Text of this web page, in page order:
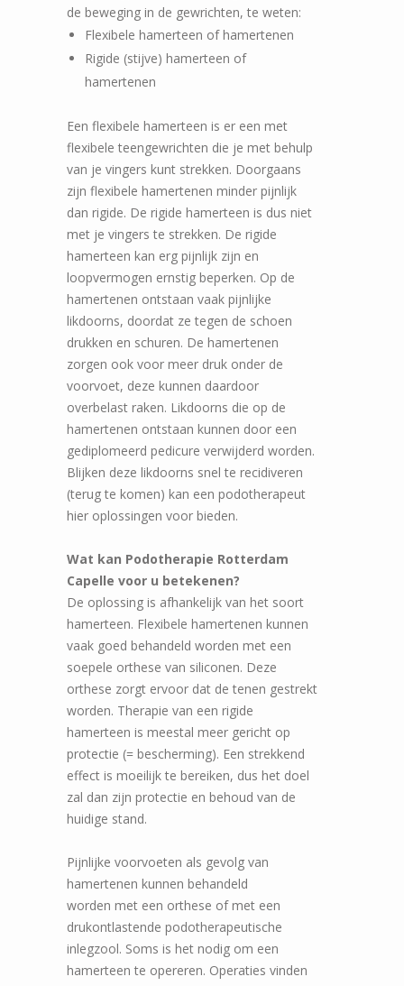
de beweging in de gewrichten, te weten:
Flexibele hamerteen of hamertenen
Rigide (stijve) hamerteen of
hamertenen
Een flexibele hamerteen is er een met
flexibele teengewrichten die je met behulp
van je vingers kunt strekken. Doorgaans
zijn flexibele hamertenen minder pijnlijk
dan rigide. De rigide hamerteen is dus niet
met je vingers te strekken. De rigide
hamerteen kan erg pijnlijk zijn en
loopvermogen ernstig beperken. Op de
hamertenen ontstaan vaak pijnlijke
likdoorns, doordat ze tegen de schoen
drukken en schuren. De hamertenen
zorgen ook voor meer druk onder de
voorvoet, deze kunnen daardoor
overbelast raken. Likdoorns die op de
hamertenen ontstaan kunnen door een
gediplomeerd pedicure verwijderd worden.
Blijken deze likdoorns snel te recidiveren
(terug te komen) kan een podotherapeut
hier oplossingen voor bieden.
Wat kan Podotherapie Rotterdam
Capelle voor u betekenen?
De oplossing is afhankelijk van het soort
hamerteen. Flexibele hamertenen kunnen
vaak goed behandeld worden met een
soepele orthese van siliconen. Deze
orthese zorgt ervoor dat de tenen gestrekt
worden. Therapie van een rigide
hamerteen is meestal meer gericht op
protectie (= bescherming). Een strekkend
effect is moeilijk te bereiken, dus het doel
zal dan zijn protectie en behoud van de
huidige stand.
Pijnlijke voorvoeten als gevolg van
hamertenen kunnen behandeld
worden met een orthese of met een
drukontlastende podotherapeutische
inlegzool. Soms is het nodig om een
hamerteen te opereren. Operaties vinden